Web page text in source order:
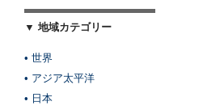
▼ 地域カテゴリー
• 世界
• アジア太平洋
• 日本